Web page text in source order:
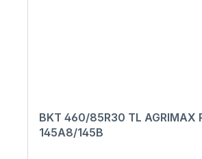
BKT 460/85R30 TL AGRIMAX
145A8/145B